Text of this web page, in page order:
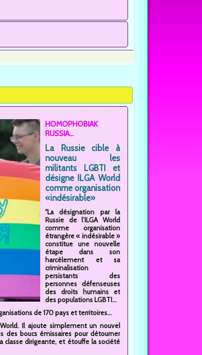
HOMOPHOBIAK
RUSSIA...
La Russie cible à
nouveau les
militants LGBTI et
désigne ILGA World
comme organisation
«indésirable»
"La désignation par la
Russie de l’ILGA World
comme organisation
étrangère « indésirable »
constitue une nouvelle
étape dans son
harcèlement et sa
criminalisation
persistants des
personnes défenseuses
des droits humains et
des populations LGBTI...
de 170 pays et territoires...
Il ajoute simplement un nouvel
des boucs émissaires pour détourner
classe dirigeante, et étouffe la société